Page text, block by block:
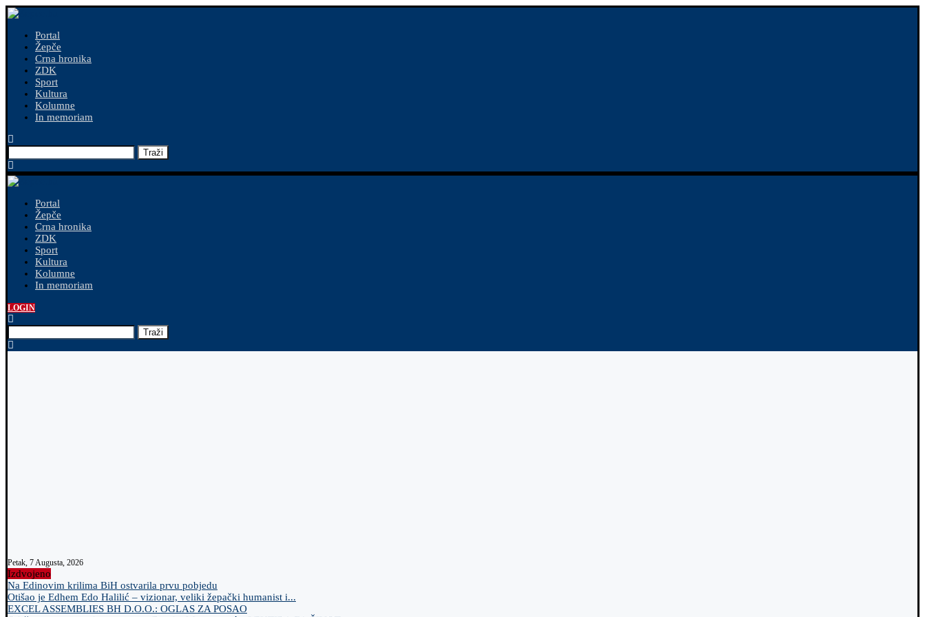
Portal
Žepče
Crna hronika
ZDK
Sport
Kultura
Kolumne
In memoriam
Traži
Portal
Žepče
Crna hronika
ZDK
Sport
Kultura
Kolumne
In memoriam
LOGIN
Traži
Petak, 7 Augusta, 2026
Izdvojeno
Na Edinovim krilima BiH ostvarila prvu pobjedu
Otišao je Edhem Edo Halilić – vizionar, veliki žepački humanist i...
EXCEL ASSEMBLIES BH D.O.O.: OGLAS ZA POSAO